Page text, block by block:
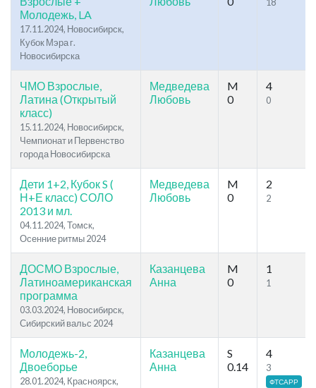
Молодежь, LA
17.11.2024, Новосибирск,
Кубок Мэра г.
Новосибирска
ЧМО Взрослые,
Латина (Открытый
класс)
15.11.2024, Новосибирск,
Чемпионат и Первенство
города Новосибирска
Медведева
Любовь
M
0
4
0
Дети 1+2, Кубок S (
Н+Е класс) СОЛО
2013 и мл.
04.11.2024, Томск,
Осенние ритмы 2024
Медведева
Любовь
M
0
2
2
ДОСМО Взрослые,
Латиноамериканская
программа
03.03.2024, Новосибирск,
Сибирский вальс 2024
Казанцева
Анна
M
0
1
1
Молодежь-2,
Двоеборье
28.01.2024, Красноярск,
Казанцева
Анна
S
0.14
4
3
ФТСАРР